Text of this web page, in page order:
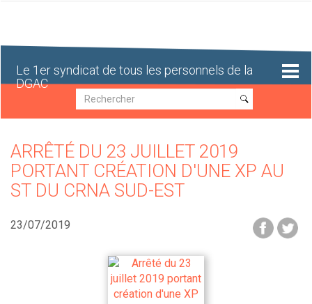
Le 1er syndicat de tous les personnels de la
DGAC
Recherche
Recherche
ARRÊTÉ DU 23 JUILLET 2019
PORTANT CRÉATION D'UNE XP AU
ST DU CRNA SUD-EST
23/07/2019